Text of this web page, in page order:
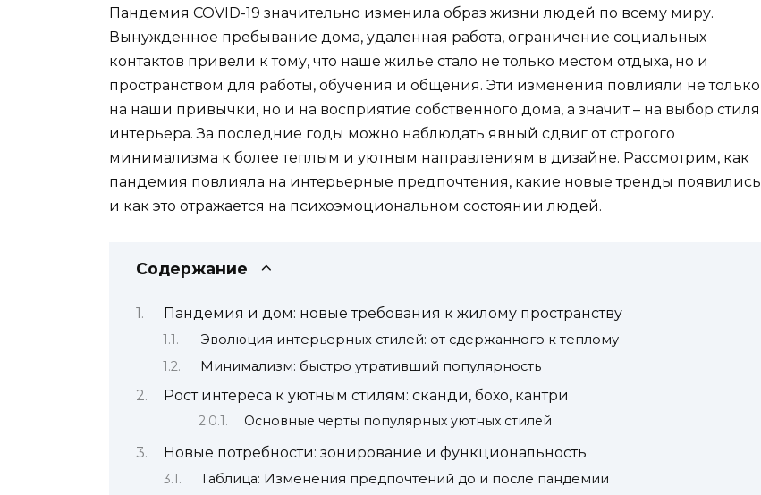
Пандемия COVID-19 значительно изменила образ жизни людей по всему миру.
Вынужденное пребывание дома, удаленная работа, ограничение социальных
контактов привели к тому, что наше жилье стало не только местом отдыха, но и
пространством для работы, обучения и общения. Эти изменения повлияли не только
на наши привычки, но и на восприятие собственного дома, а значит – на выбор стиля
интерьера. За последние годы можно наблюдать явный сдвиг от строгого
минимализма к более теплым и уютным направлениям в дизайне. Рассмотрим, как
пандемия повлияла на интерьерные предпочтения, какие новые тренды появились
и как это отражается на психоэмоциональном состоянии людей.
Содержание
Пандемия и дом: новые требования к жилому пространству
Эволюция интерьерных стилей: от сдержанного к теплому
Минимализм: быстро утративший популярность
Рост интереса к уютным стилям: сканди, бохо, кантри
Основные черты популярных уютных стилей
Новые потребности: зонирование и функциональность
Таблица: Изменения предпочтений до и после пандемии